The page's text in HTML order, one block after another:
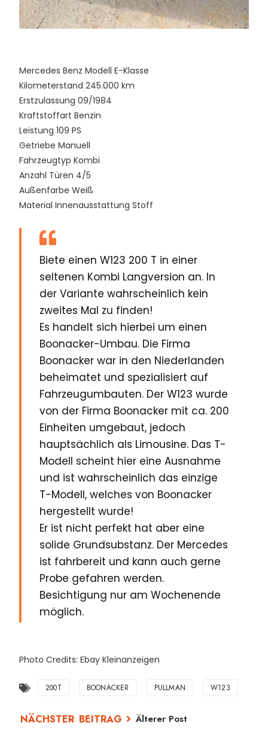
Mercedes Benz Modell E-Klasse
Kilometerstand 245.000 km
Erstzulassung 09/1984
Kraftstoffart Benzin
Leistung 109 PS
Getriebe Manuell
Fahrzeugtyp Kombi
Anzahl Türen 4/5
Außenfarbe Weiß
Material Innenausstattung Stoff
Biete einen W123 200 T in einer
seltenen Kombi Langversion an. In
der Variante wahrscheinlich kein
zweites Mal zu finden!
Es handelt sich hierbei um einen
Boonacker-Umbau. Die Firma
Boonacker war in den Niederlanden
beheimatet und spezialisiert auf
Fahrzeugumbauten. Der W123 wurde
von der Firma Boonacker mit ca. 200
Einheiten umgebaut, jedoch
hauptsächlich als Limousine. Das T-
Modell scheint hier eine Ausnahme
und ist wahrscheinlich das einzige
T-Modell, welches von Boonacker
hergestellt wurde!
Er ist nicht perfekt hat aber eine
solide Grundsubstanz. Der Mercedes
ist fahrbereit und kann auch gerne
Probe gefahren werden.
Besichtigung nur am Wochenende
möglich.
Photo Credits: Ebay Kleinanzeigen
200T BOONACKER PULLMAN W123
Älterer Post